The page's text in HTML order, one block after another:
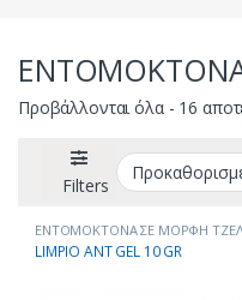
Προβάλλονται όλα - 16
Filters
ΕΝΤΟΜΟΚΤΟΝΑ ΣΕ ΜΟΡΦΗ
ΚΑΤΑΠΟΛΕΜΗΣΗ ΕΝΤΟΜΩΝ
ΜΥΡΜΗΓΚΙΑ
LIMPIO ANT GEL 10 GR